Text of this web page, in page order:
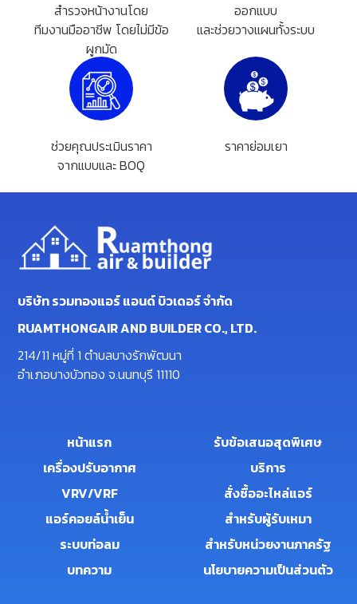
สำรวจหน้างานโดย
ทีมงานมืออาชีพ โดยไม่มีข้อ
ผูกมัด
ออกแบบ
และช่วยวางแผนทั้งระบบ
ช่วยคุณประเมินราคา
จากแบบและ BOQ
ราคาย่อมเยา
บริษัท รวมทองแอร์ แอนด์ บิวเดอร์ จำกัด
RUAMTHONGAIR AND BUILDER CO., LTD.
214/11 หมู่ที่ 1 ตำบลบางรักพัฒนา
อำเภอบางบัวทอง จ.นนทบุรี 11110
หน้าแรก
เครื่องปรับอากาศ
VRV/VRF
แอร์คอยล์น้ำเย็น
ระบบท่อลม
บทความ
รับข้อเสนอสุดพิเศษ
บริการ
สั่งซื้ออะไหล่แอร์
สำหรับผู้รับเหมา
สำหรับหน่วยงานภาครัฐ
นโยบายความเป็นส่วนตัว